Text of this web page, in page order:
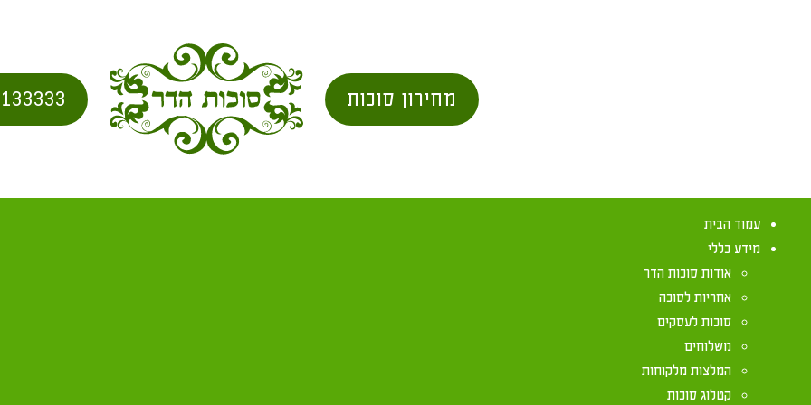
מחירון סוכות
עמוד הבית
מידע כללי
אודות סוכות הדר
אחריות לסוכה
סוכות לעסקים
משלוחים
המלצות מלקוחות
קטלוג סוכות